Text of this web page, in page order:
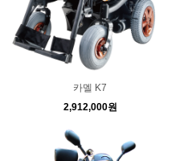
카멜 K7
2,912,000원